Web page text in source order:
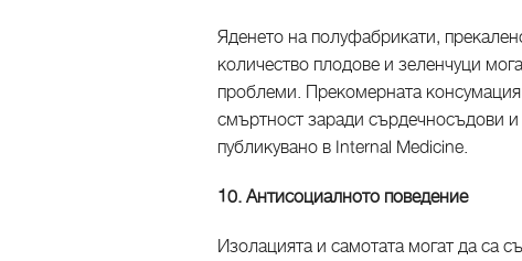
Яденето на полуфабрикати,
количество плодове и зеленчуци
проблеми. Прекомерната
смъртност заради сърдечносъдови
публикувано в Internal Medicine.
10. Антисоциалното поведение
Изолацията и самотата могат да са